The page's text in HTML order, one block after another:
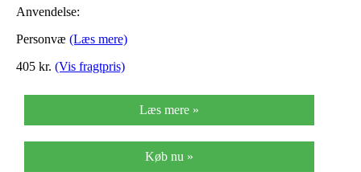
Anvendelse:
Personvæ (Læs mere)
405 kr. (Vis fragtpris)
Læs mere »
Køb nu »